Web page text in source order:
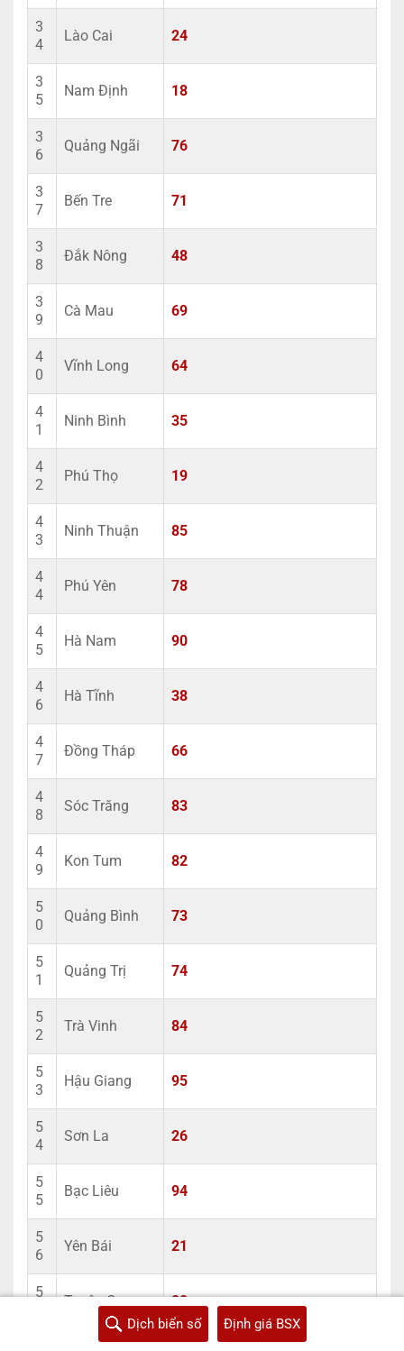
3
4
Lào Cai 24
3
5
Nam Định 18
3
6
Quảng Ngãi 76
3
7
Bến Tre 71
3
8
Đắk Nông 48
3
9
Cà Mau 69
4
0
Vĩnh Long 64
4
1
Ninh Bình 35
4
2
Phú Thọ 19
4
3
Ninh Thuận 85
4
4
Phú Yên 78
4
5
Hà Nam 90
4
6
Hà Tĩnh 38
4
7
Đồng Tháp 66
4
8
Sóc Trăng 83
4
9
Kon Tum 82
5
0
Quảng Bình 73
5
1
Quảng Trị 74
5
2
Trà Vinh 84
5
3
Hậu Giang 95
5
4
Sơn La 26
5
5
Bạc Liêu 94
5
6
Yên Bái 21
5
Tuyên Quang 22
Dịch biển số Định giá BSX